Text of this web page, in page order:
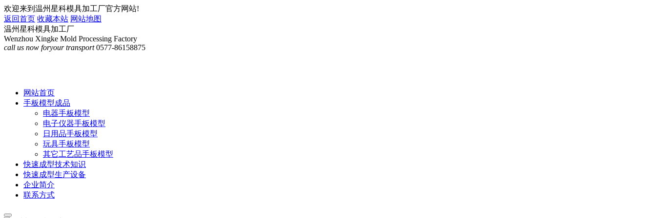
欢迎来到温州星科模具加工厂官方网站!
返回首页 收藏本站 网站地图
温州星科模具加工厂
Wenzhou Xingke Mold Processing Factory
call us now foryour transport 0577-86158875
网站首页
手板模型成品
电器手板模型
电子仪器手板模型
日用品手板模型
玩具手板模型
其它工艺品手板模型
快速成型技术知识
快速成型生产设备
企业简介
联系方式